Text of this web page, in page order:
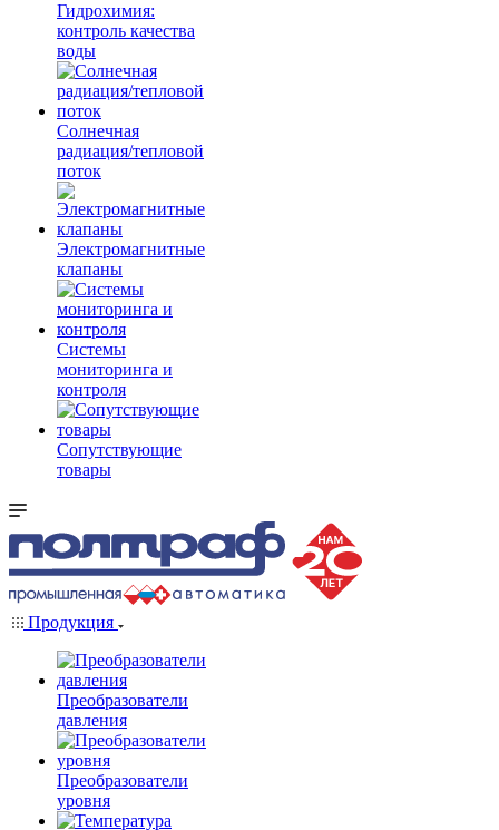
Гидрохимия:
контроль качества
воды
Солнечная
радиация/тепловой
поток
Электромагнитные
клапаны
Системы
мониторинга и
контроля
Сопутствующие
товары
Продукция
Преобразователи
давления
Преобразователи
уровня